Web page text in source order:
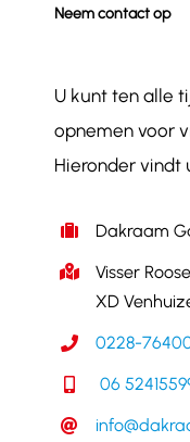
Neem contact op
U kunt ten alle
opnemen voor
Hieronder vindt
Dakraam
Visser
XD
0228-
06